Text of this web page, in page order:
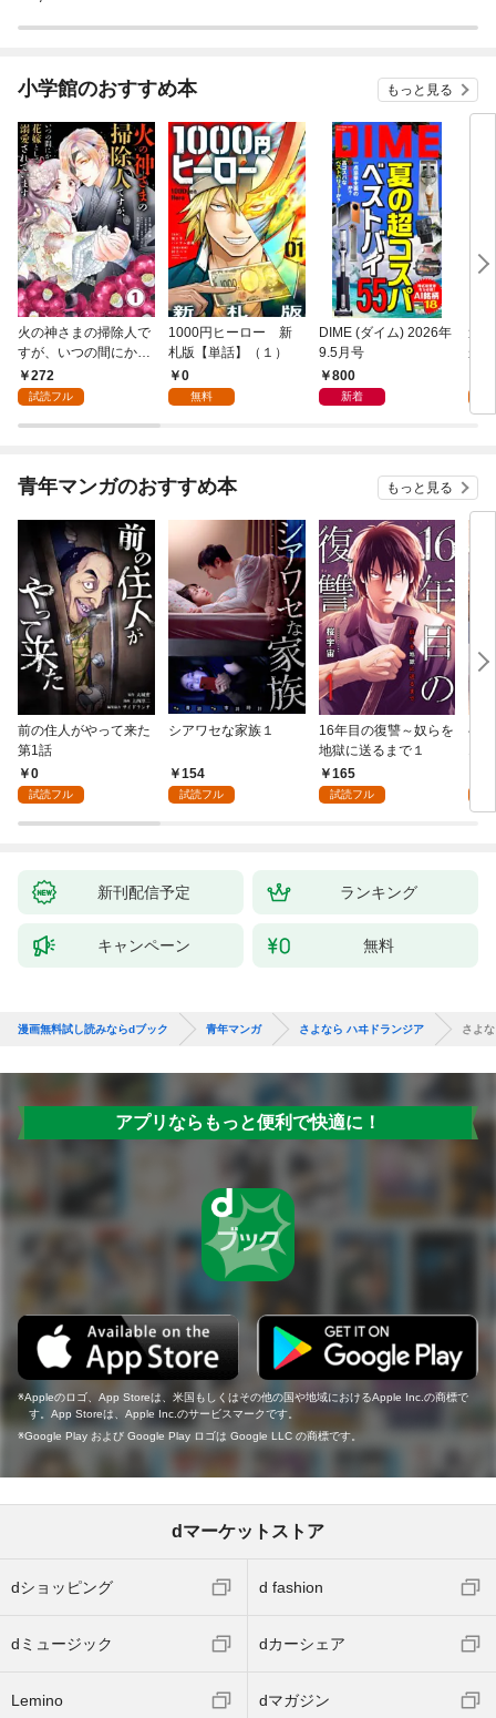
小学館のおすすめ本 もっと見る
火の神さまの掃除人で
すが、いつの間にか花
嫁として溺愛されてい
ます【単話】（１）
272
試読フル
1000円ヒーロー 新
札版【単話】（１）
0
無料
DIME (ダイム) 2026年
9.5月号
800
新着
追
か
れ
（
青年マンガのおすすめ本 もっと見る
前の住人がやって来た
第1話
0
試読フル
シアワセな家族１
154
試読フル
16年目の復讐～奴らを
地獄に送るまで１
165
試読フル
ベ
新刊配信予定 ランキング
キャンペーン 無料
漫画無料試し読みならdブック 青年マンガ さよなら ハヰドランジア さよ
アプリならもっと便利で快適に！
Appleのロゴ、App Storeは、米国もしくはその他の国や地域におけるApple Inc.の商標で
す。App Storeは、Apple Inc.のサービスマークです。
Google Play および Google Play ロゴは Google LLC の商標です。
dマーケットストア
dショッピング d fashion
dミュージック dカーシェア
Lemino dマガジン